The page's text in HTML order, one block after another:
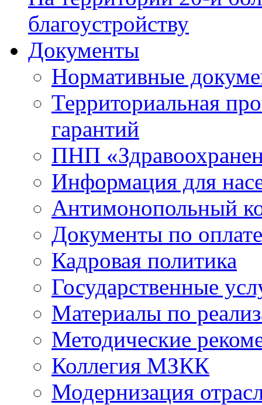
благоустройству
Документы
Нормативные
Территориальная
гарантий
ПНП
Информация для
Антимонопольный
Документы по
Кадровая политика
Государственные
Материалы по
Методические
Коллегия МЗКК
Модернизация